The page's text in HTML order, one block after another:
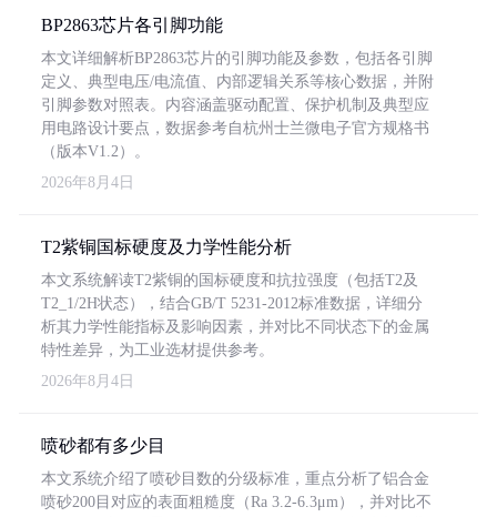
BP2863芯片各引脚功能
本文详细解析BP2863芯片的引脚功能及参数，包括各引脚
定义、典型电压/电流值、内部逻辑关系等核心数据，并附
引脚参数对照表。内容涵盖驱动配置、保护机制及典型应
用电路设计要点，数据参考自杭州士兰微电子官方规格书
（版本V1.2）。
2026年8月4日
T2紫铜国标硬度及力学性能分析
本文系统解读T2紫铜的国标硬度和抗拉强度（包括T2及
T2_1/2H状态），结合GB/T 5231-2012标准数据，详细分
析其力学性能指标及影响因素，并对比不同状态下的金属
特性差异，为工业选材提供参考。
2026年8月4日
喷砂都有多少目
本文系统介绍了喷砂目数的分级标准，重点分析了铝合金
喷砂200目对应的表面粗糙度（Ra 3.2-6.3μm），并对比不